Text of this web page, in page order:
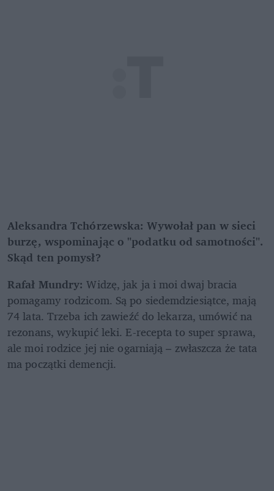
Aleksandra Tchórzewska: Wywołał pan w sieci
burzę, wspominając o "podatku od samotności".
Skąd ten pomysł?
Rafał Mundry: Widzę, jak ja i moi dwaj bracia
pomagamy rodzicom. Są po siedemdziesiątce, mają
74 lata. Trzeba ich zawieźć do lekarza, umówić na
rezonans, wykupić leki. E-recepta to super sprawa,
ale moi rodzice jej nie ogarniają – zwłaszcza że tata
ma początki demencji.